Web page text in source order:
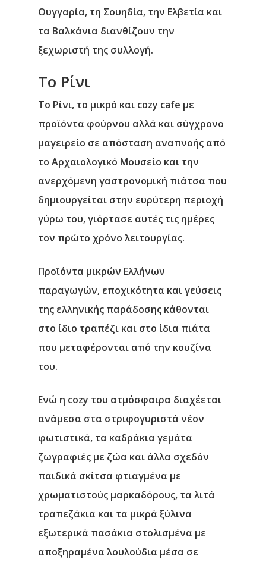
Ουγγαρία, τη Σουηδία, την Ελβετία και
τα Βαλκάνια διανθίζουν την
ξεχωριστή της συλλογή.
Το Ρίνι
Το Ρίνι, το μικρό και cozy cafe με
προϊόντα φούρνου αλλά και σύγχρονο
μαγειρείο σε απόσταση αναπνοής από
το Αρχαιολογικό Μουσείο και την
ανερχόμενη γαστρονομική πιάτσα που
δημιουργείται στην ευρύτερη περιοχή
γύρω του, γιόρτασε αυτές τις ημέρες
τον πρώτο χρόνο λειτουργίας.
Προϊόντα μικρών Ελλήνων
παραγωγών, εποχικότητα και γεύσεις
της ελληνικής παράδοσης κάθονται
στο ίδιο τραπέζι και στο ίδια πιάτα
που μεταφέρονται από την κουζίνα
του.
Ενώ η cozy του ατμόσφαιρα διαχέεται
ανάμεσα στα στριφογυριστά νέον
φωτιστικά, τα καδράκια γεμάτα
ζωγραφιές με ζώα και άλλα σχεδόν
παιδικά σκίτσα φτιαγμένα με
χρωματιστούς μαρκαδόρους, τα λιτά
τραπεζάκια και τα μικρά ξύλινα
εξωτερικά πασάκια στολισμένα με
αποξηραμένα λουλούδια μέσα σε